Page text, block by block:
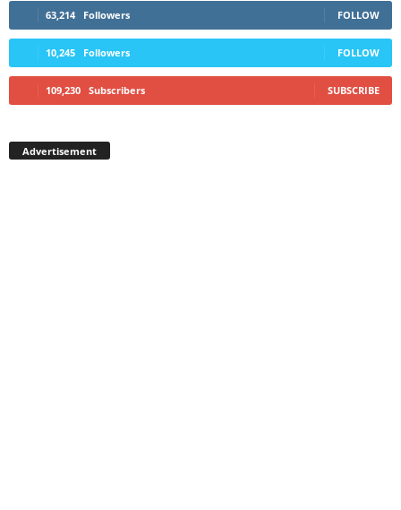
63,214 Followers FOLLOW
10,245 Followers FOLLOW
109,230 Subscribers SUBSCRIBE
Advertisement